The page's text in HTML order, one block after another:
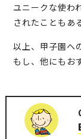
ユニークな使わ
されたこともあ
以上、甲子園へ
もし、他にもお